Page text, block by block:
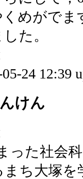
めがでま
た。
24 12:39
けん
った社会
ち大塚